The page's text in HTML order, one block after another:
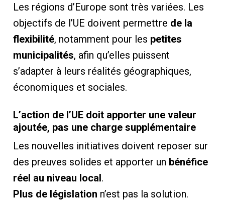
Les régions d’Europe sont très variées. Les
objectifs de l’UE doivent permettre de la
flexibilité, notamment pour les petites
municipalités, afin qu’elles puissent
s’adapter à leurs réalités géographiques,
économiques et sociales.
L’action de l’UE doit apporter une valeur
ajoutée, pas une charge supplémentaire
Les nouvelles initiatives doivent reposer sur
des preuves solides et apporter un bénéfice
réel au niveau local.
Plus de législation n’est pas la solution.